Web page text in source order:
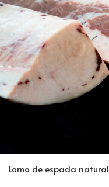
Lomo de espada natural